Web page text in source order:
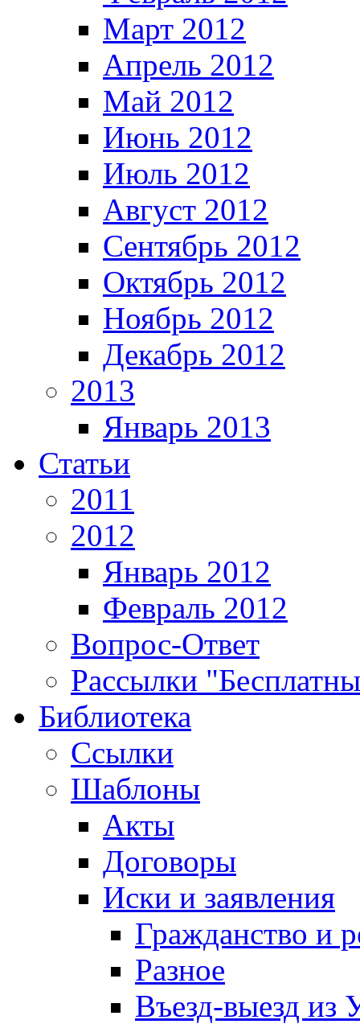
Март 2012
Апрель 2012
Май 2012
Июнь 2012
Июль 2012
Август 2012
Сентябрь 2012
Октябрь 2012
Ноябрь 2012
Декабрь 2012
2013
Январь 2013
Статьи
2011
2012
Январь 2012
Февраль 2012
Вопрос-Ответ
Рассылки
Библиотека
Ссылки
Шаблоны
Акты
Договоры
Иски и заявления
Гражданство и
Разное
Въезд-выезд из